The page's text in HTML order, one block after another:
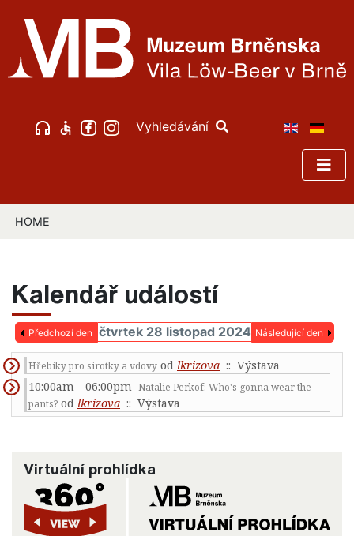
Vyhledávání
HOME
Kalendář událostí
Předchozí den čtvrtek 28 listopad 2024 Následující den
Hřebíky pro sirotky a vdovy od lkrizova :: Výstava
10:00am - 06:00pm Natalie Perkof: Who's gonna wear the
pants? od lkrizova :: Výstava
Virtuální prohlídka